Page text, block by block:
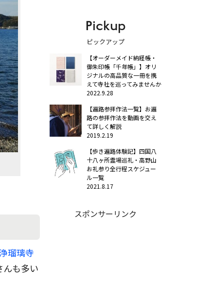
瑠璃寺
んも多い
Pickup
ピックアップ
【オーダーメイド納経帳・
御朱印帳「千年帳」】オリ
ジナルの高品質な一冊を携
えて寺社を巡ってみませんか
2022.9.28
【遍路参拝作法一覧】お遍
路の参拝作法を動画を交え
て詳しく解説
2019.2.19
【歩き遍路体験記】四国八
十八ヶ所霊場巡礼・高野山
お礼参り全行程スケジュー
ル一覧
2021.8.17
スポンサーリンク